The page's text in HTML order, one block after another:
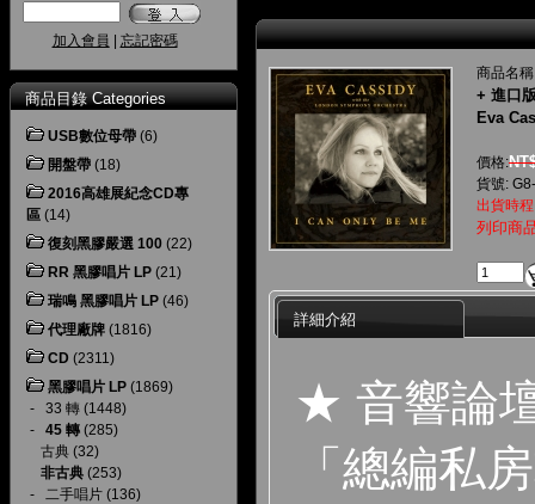
加入會員 忘記密碼
商品目錄 Categories
USB數位母帶 (6)
開盤帶 (18)
2016高雄展紀念CD專
區 (14)
復刻黑膠嚴選 100 (22)
RR 黑膠唱片 LP (21)
瑞鳴 黑膠唱片 LP (46)
代理廠牌 (1816)
CD (2311)
黑膠唱片 LP (1869)
- 33 轉 (1448)
- 45 轉 (285)
古典 (32)
非古典 (253)
- 二手唱片 (136)
商品名
+ 進口
Eva
價格:
貨號:
出貨時
列印商
詳細介紹
★ 音響論
「總編私